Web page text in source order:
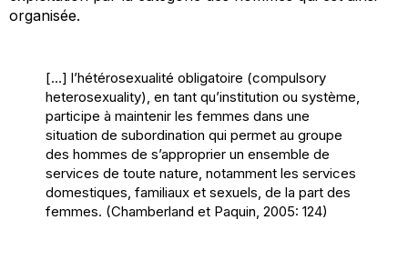
organisée.
[…] l’hétérosexualité obligatoire (compulsory
heterosexuality), en tant qu’institution ou système,
participe à maintenir les femmes dans une
situation de subordination qui permet au groupe
des hommes de s’approprier un ensemble de
services de toute nature, notamment les services
domestiques, familiaux et sexuels, de la part des
femmes. (Chamberland et Paquin, 2005: 124)